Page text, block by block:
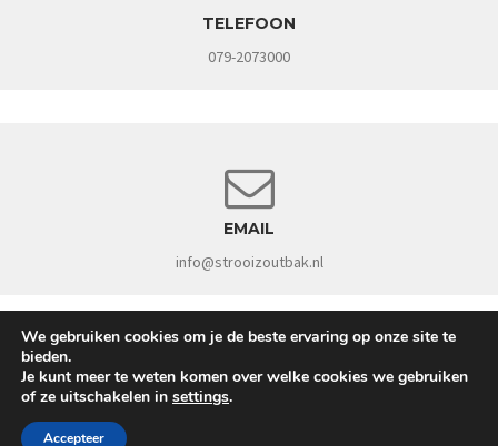
TELEFOON
079-2073000
EMAIL
info@strooizoutbak.nl
- All Right reserved.
We gebruiken cookies om je de beste ervaring op onze site te
bieden.
Je kunt meer te weten komen over welke cookies we gebruiken
of ze uitschakelen in settings.
Accepteer